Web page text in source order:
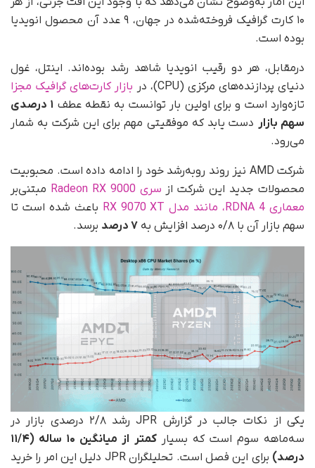
۱۰ کارت گرافیک فروخته‌شده در جهان، ۹ عدد آن محصول انویدیا
بوده است.
درمقابل، هر دو رقیب انویدیا شاهد رشد بوده‌اند. اینتل، غول
دنیای پردازنده‌های مرکزی (CPU)، در
بازار کارت‌های گرافیک مجزا
تازه‌وارد است و برای اولین بار توانست به نقطه عطف
۱ درصدی
سهم بازار دست یابد که موفقیتی مهم برای این شرکت به شمار
می‌رود.
شرکت AMD نیز روند رو‌به‌رشد خود را ادامه داده است. محبوبیت
محصولات جدید این شرکت از سری Radeon RX 9000
مبتنی‌بر
معماری RDNA 4، مانند مدل RX 9070 XT
باعث شده است تا
سهم بازار آن با ۰/۸ درصد افزایش به
۷ درصد برسد.
یکی از نکات جالب در گزارش JPR رشد ۲/۸ درصدی بازار در
سه‌ماهه سوم است که بسیار
کمتر از میانگین ۱۰ ساله (۱۱/۴
درصد)
برای این فصل است. تحلیلگران JPR دلیل این امر را خرید